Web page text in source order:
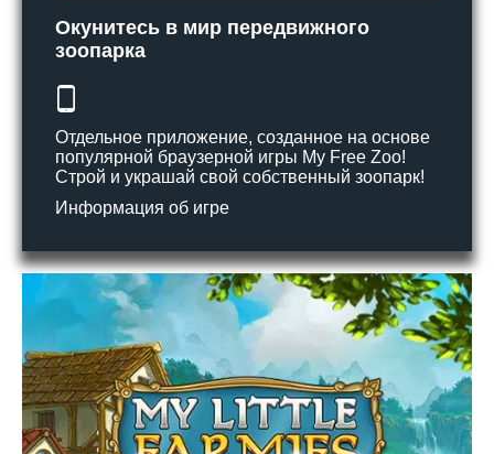
Окунитесь в мир передвижного
зоопарка
Отдельное приложение, созданное на основе
популярной браузерной игры My Free Zoo!
Строй и украшай свой собственный зоопарк!
Информация об игре